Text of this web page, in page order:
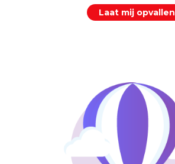
Laat mij opvallen